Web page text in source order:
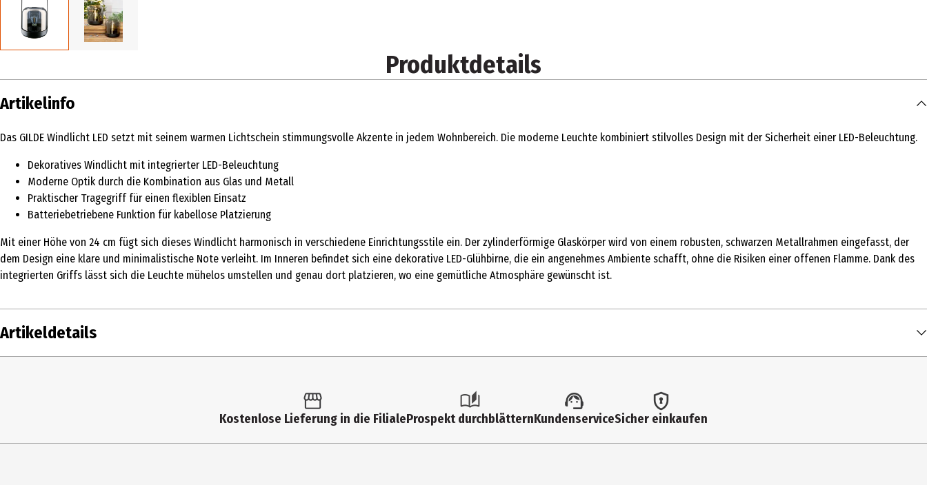
Produktdetails
Artikelinfo
Das GILDE Windlicht LED setzt mit seinem warmen Lichtschein stimmungsvolle Akzente in jedem Wohnbereich. Die moderne Leuchte kombiniert stilvolles Design mit der Sicherheit einer LED-Beleuchtung.
Dekoratives Windlicht mit integrierter LED-Beleuchtung
Moderne Optik durch die Kombination aus Glas und Metall
Praktischer Tragegriff für einen flexiblen Einsatz
Batteriebetriebene Funktion für kabellose Platzierung
Mit einer Höhe von 24 cm fügt sich dieses Windlicht harmonisch in verschiedene Einrichtungsstile ein. Der zylinderförmige Glaskörper wird von einem robusten, schwarzen Metallrahmen eingefasst, der
dem Design eine klare und minimalistische Note verleiht. Im Inneren befindet sich eine dekorative LED-Glühbirne, die ein angenehmes Ambiente schafft, ohne die Risiken einer offenen Flamme. Dank des
integrierten Griffs lässt sich die Leuchte mühelos umstellen und genau dort platzieren, wo eine gemütliche Atmosphäre gewünscht ist.
Artikeldetails
Windlicht
570 g
Kostenlose Lieferung in die FilialeProspekt durchblätternKundenserviceSicher einkaufen